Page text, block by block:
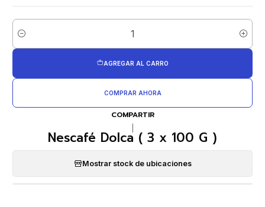
Cantidad
AGREGAR AL CARRO
COMPRAR AHORA
COMPARTIR
Nescafé Dolca ( 3 x 100 G )
Mostrar stock de ubicaciones